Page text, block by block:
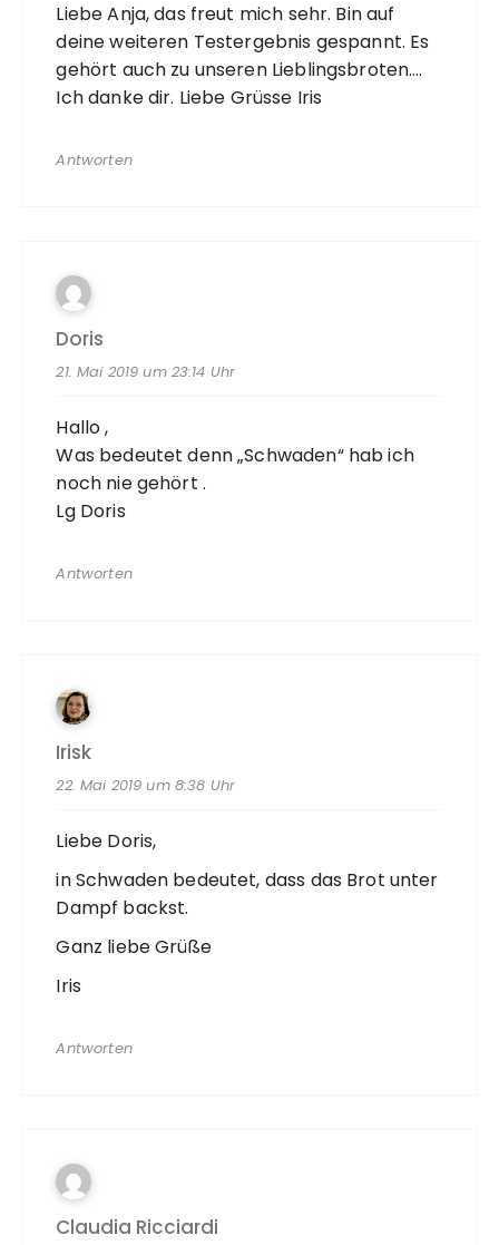
Liebe Anja, das freut mich sehr. Bin auf
deine weiteren Testergebnis gespannt. Es
gehört auch zu unseren Lieblingsbroten….
Ich danke dir. Liebe Grüsse Iris
Antworten
Doris
21. Mai 2019 um 23:14 Uhr
Hallo ,
Was bedeutet denn „Schwaden“ hab ich
noch nie gehört .
Lg Doris
Antworten
Irisk
22. Mai 2019 um 8:38 Uhr
Liebe Doris,
in Schwaden bedeutet, dass das Brot unter
Dampf backst.
Ganz liebe Grüße
Iris
Antworten
Claudia Ricciardi